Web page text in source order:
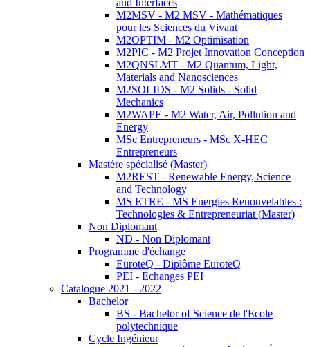
and Interfaces
M2MSV - M2 MSV - Mathématiques
pour les Sciences du Vivant
M2OPTIM - M2 Optimisation
M2PIC - M2 Projet Innovation Conception
M2QNSLMT - M2 Quantum, Light,
Materials and Nanosciences
M2SOLIDS - M2 Solids - Solid
Mechanics
M2WAPE - M2 Water, Air, Pollution and
Energy
MSc Entrepreneurs - MSc X-HEC
Entrepreneurs
Mastère spécialisé (Master)
M2REST - Renewable Energy, Science
and Technology
MS ETRE - MS Energies Renouvelables :
Technologies & Entrepreneuriat (Master)
Non Diplomant
ND - Non Diplomant
Programme d'échange
EuroteQ - Diplôme EuroteQ
PEI - Echanges PEI
Catalogue 2021 - 2022
Bachelor
BS - Bachelor of Science de l'Ecole
polytechnique
Cycle Ingénieur